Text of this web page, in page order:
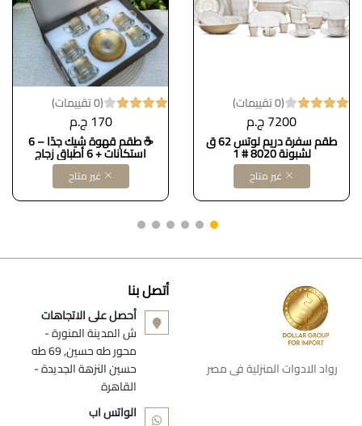
(0 تقييمات)
7200 ج.م
طقم سفرة دريم لوتس 62 ق
لشبونة 8020 # 1
غير متاح
(0 تقييمات)
170 ج.م
☕ طقم قهوة شيك جدًا – 6
استكانات + 6 أطباق زجاج
غير متاح
رواد الادوات المنزلية فى مصر
أتصل بنا
أحصل على الاتجاهات
ش المدينة المنورة -
محور طه حسين, 69 طه
حسين النزهة الجديدة -
القاهرة
الواتس اب